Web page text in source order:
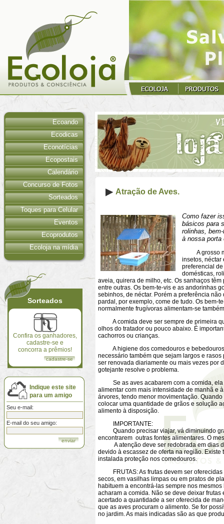
Ecoando
Ecodicas
Econotícias
Ecopostais
Calendário
Concurso de Fotos
Sorteados
Toques para Celular
Eventos
Ecoprodutos
Ecoloja na mídia
Sorteados
Confira os ganhadores,
cadastre-se e
concorra a prêmios!
cadastre-se
Indique este site
para um amigo
Seu e-mail:
E-mail do seu amigo:
Atração de Aves.
Como fazer
básicos para
rolinhas,
à nossa porta
A grosso
insetos, néctar
preferencial
domésticas,
aveia, quirera de milho, etc. Os sanhaços
entre outras. Os bem-te-vis e as andorinhas
sebinhos, de néctar. Porém a preferência
pardal, por exemplo, come de tudo. Os bem-
normalmente frugívoras alimentam-se
A comida deve ser sempre de primeira
olhos do tratador ou pouco abaixo. É
cachorros ou crianças.
A higiene dos comedouros e bebedouros
necessário também que sejam largos e
ser renovada diariamente ou mais vezes por
gotejante resolve o problema.
Se as aves acabarem com a comida, ela
alimentar com mais intensidade de manhã e
árvores, tendo menor movimentação.
colocar uma quantidade de grãos e solução
alimento à disposição.
IMPORTANTE:
Quando precisar viajar, vá diminuindo
encontrarem outras fontes alimentares. O
A atenção deve ser redobrada em dias
devido à escassez de oferta na região.
instalada proteção nos comedouros.
FRUTAS: As frutas devem ser oferecidas
secos, em vasilhas limpas ou em pratos de
habituem a encontrá-las sempre nos
acharam a comida. Não se deve deixar
acertado a quantidade a ser oferecida de
que as aves procuram o alimento. Se for
no jardim. As mais indicadas são as que